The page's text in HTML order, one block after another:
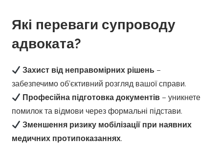
Які переваги супроводу
адвоката?
Захист від неправомірних рішень –
забезпечимо об’єктивний розгляд вашої справи.
Професійна підготовка документів – уникнете
помилок та відмови через формальні підстави.
Зменшення ризику мобілізації при наявних
медичних протипоказаннях.